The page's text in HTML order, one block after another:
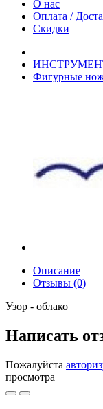
О нас
Оплата /
Скидки
Фигурные
Описание
Отзывы (0)
Узор - облако
Написать
Пожалуйста
просмотра